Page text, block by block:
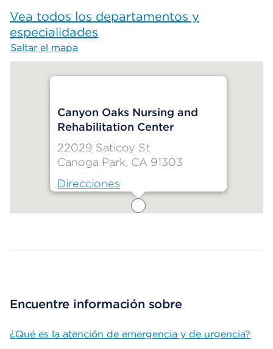
Vea todos los departamentos y
especialidades
Saltar el mapa
Canyon Oaks Nursing and
Rehabilitation Center
22029 Saticoy St
Canoga Park, CA 91303
Direcciones
Encuentre información sobre
¿Qué es la atención de emergencia y de urgencia?